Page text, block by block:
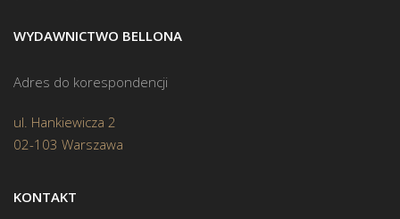
WYDAWNICTWO BELLONA
Adres do korespondencji
ul. Hankiewicza 2
02-103 Warszawa
KONTAKT